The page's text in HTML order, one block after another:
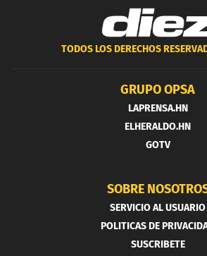
TODOS LOS DERECHOS
GRUPO OPSA
LAPRENSA.HN
ELHERALDO.HN
GOTV
SOBRE
SERVICIO AL USUARIO
POLITICAS DE
SUSCRIBETE